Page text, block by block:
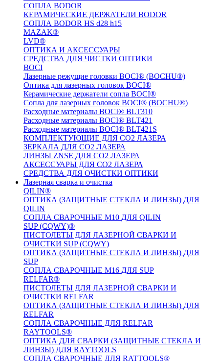
СОПЛА BODOR
КЕРАМИЧЕСКИЕ ДЕРЖАТЕЛИ BODOR
СОПЛА BODOR HS d28 h15
MAZAK®
LVD®
ОПТИКА И АКСЕССУАРЫ
СРЕДСТВА ДЛЯ ЧИСТКИ ОПТИКИ
BOCI
Лазерные режущие головки BOCI® (BOCHU®)
Оптика для лазерных головок BOCI®
Керамические держатели сопла BOCI®
Сопла для лазерных головок BOCI® (BOCHU®)
Расходные материалы BOCI® BLT310
Расходные материалы BOCI® BLT421
Расходные материалы BOCI® BLT421S
КОМПЛЕКТУЮЩИЕ ДЛЯ CO2 ЛАЗЕРА
ЗЕРКАЛА ДЛЯ CO2 ЛАЗЕРА
ЛИНЗЫ ZNSE ДЛЯ CO2 ЛАЗЕРА
АКСЕССУАРЫ ДЛЯ CO2 ЛАЗЕРА
СРЕДСТВА ДЛЯ ОЧИСТКИ ОПТИКИ
Лазерная сварка и очистка
QILIN®
ОПТИКА (ЗАЩИТНЫЕ СТЕКЛА И ЛИНЗЫ) ДЛЯ
QILIN
СОПЛА СВАРОЧНЫЕ M10 ДЛЯ QILIN
SUP (CQWY)®
ПИСТОЛЕТЫ ДЛЯ ЛАЗЕРНОЙ СВАРКИ И
ОЧИСТКИ SUP (CQWY)
ОПТИКА (ЗАЩИТНЫЕ СТЕКЛА И ЛИНЗЫ) ДЛЯ
SUP
СОПЛА СВАРОЧНЫЕ M16 ДЛЯ SUP
RELFAR®
ПИСТОЛЕТЫ ДЛЯ ЛАЗЕРНОЙ СВАРКИ И
ОЧИСТКИ RELFAR
ОПТИКА (ЗАЩИТНЫЕ СТЕКЛА И ЛИНЗЫ) ДЛЯ
RELFAR
СОПЛА СВАРОЧНЫЕ ДЛЯ RELFAR
RAYTOOLS®
ОПТИКА ДЛЯ СВАРКИ (ЗАЩИТНЫЕ СТЕКЛА И
ЛИНЗЫ) ДЛЯ RAYTOOLS
СОПЛА СВАРОЧНЫЕ ДЛЯ RATTOOLS®